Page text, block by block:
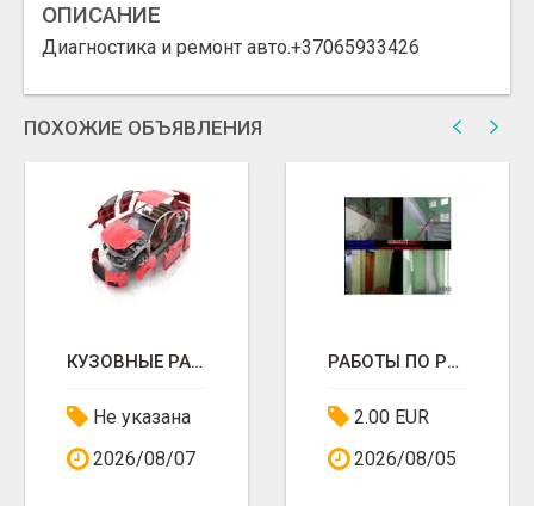
ОПИСАНИЕ
Диагностика и ремонт авто.+37065933426
ПОХОЖИЕ ОБЪЯВЛЕНИЯ
КУЗОВНЫЕ РАБОТЫ
Не указана
2026/08/07
РАБОТЫ ПО РЕМОНТУ
2.00 EUR
2026/08/05